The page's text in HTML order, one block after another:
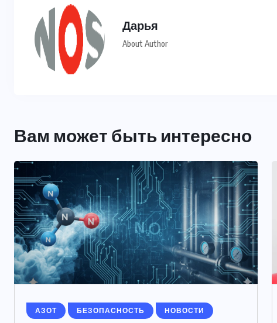
Дарья
About Author
Вам может быть интересно
АЗОТ БЕЗОПАСНОСТЬ НОВОСТИ